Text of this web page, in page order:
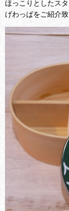
ほっこりとしたス
げわっぱをご紹介致